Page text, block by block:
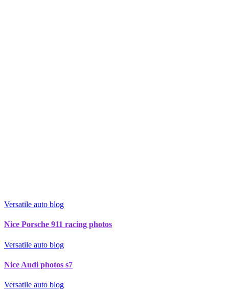
Versatile auto blog
Nice Porsche 911 racing photos
Versatile auto blog
Nice Audi photos s7
Versatile auto blog